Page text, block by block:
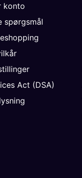
konto
spørgsmål
Act (DSA)